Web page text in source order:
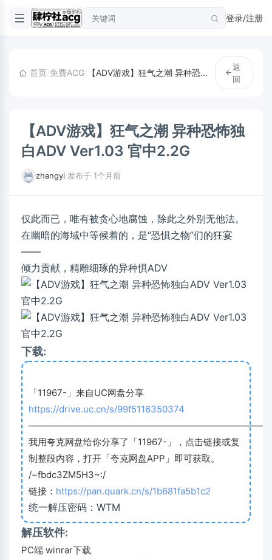
登录/注册
首页/免费ACG/ 【ADV游戏】狂气之潮 异种恐怖独白ADV Ver1.03 官中2.2G
返
回
【ADV游戏】狂气之潮 异种恐怖独
白ADV Ver1.03 官中2.2G
zhangyi 发布于 1个月前
仅此而已，唯有被贪心地腐蚀，除此之外别无他法。
在幽暗的海域中等候着的，是“恐惧之物”们的狂宴
——
倾力贡献，精雕细琢的异种惧ADV
下载:
「11967-」来自UC网盘分享
https://drive.uc.cn/s/99f5116350374
我用夸克网盘给你分享了「11967-」，点击链接或复
制整段内容，打开「夸克网盘APP」即可获取。
/~fbdc3ZM5H3~:/
链接： https://pan.quark.cn/s/1b681fa5b1c2
统一解压密码：WTM
解压软件:
PC端 winrar下载